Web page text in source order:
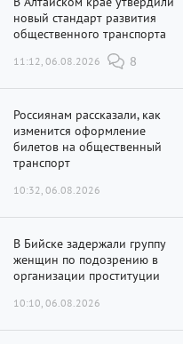
новый стандарт развития
общественного транспорта
11:12, 06.08.2026 8
Россиянам рассказали, как
изменится оформление
билетов на общественный
транспорт
10:32, 06.08.2026
В Бийске задержали группу
женщин по подозрению в
организации проституции
10:10, 06.08.2026